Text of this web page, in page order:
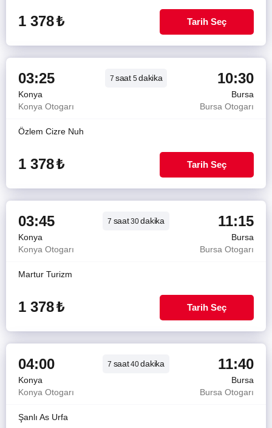
1 378₺ Tarih Seç
03:25 7saat5dakika 10:30
Konya
Bursa
Konya Otogarı
Bursa Otogarı
Özlem Cizre Nuh
1 378₺ Tarih Seç
03:45 7 saat30dakika 11:15
Konya
Bursa
Konya Otogarı
Bursa Otogarı
Martur Turizm
1 378₺ Tarih Seç
04:00 7 saat40dakika 11:40
Konya
Bursa
Konya Otogarı
Bursa Otogarı
Şanlı As Urfa